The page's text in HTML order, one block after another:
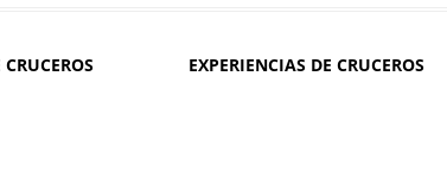
EXPERIENCIAS DE CRUCEROS